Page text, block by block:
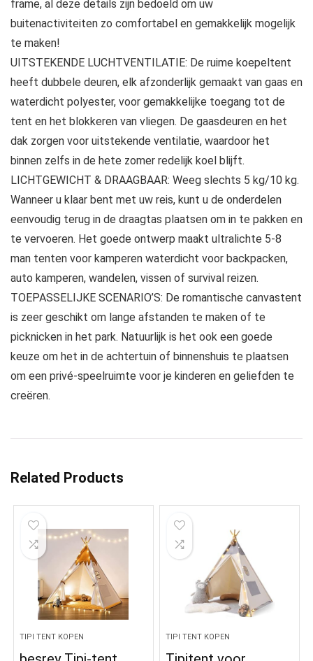
frame, al deze details zijn bedoeld om uw
buitenactiviteiten zo comfortabel en gemakkelijk mogelijk
te maken!
UITSTEKENDE LUCHTVENTILATIE: De ruime koepeltent
heeft dubbele deuren, elk afzonderlijk gemaakt van gaas en
waterdicht polyester, voor gemakkelijke toegang tot de
tent en het blokkeren van vliegen. De gaasdeuren en het
dak zorgen voor uitstekende ventilatie, waardoor het
binnen zelfs in de hete zomer redelijk koel blijft.
LICHTGEWICHT & DRAAGBAAR: Weeg slechts 5 kg/10 kg.
Wanneer u klaar bent met uw reis, kunt u de onderdelen
eenvoudig terug in de draagtas plaatsen om in te pakken en
te vervoeren. Het goede ontwerp maakt ultralichte 5-8
man tenten voor kamperen waterdicht voor backpacken,
auto kamperen, wandelen, vissen of survival reizen.
TOEPASSELIJKE SCENARIO’S: De romantische canvastent
is zeer geschikt om lange afstanden te maken of te
picknicken in het park. Natuurlijk is het ook een goede
keuze om het in de achtertuin of binnenshuis te plaatsen
om een ​​privé-speelruimte voor je kinderen en geliefden te
creëren.
Related Products
TIPI TENT KOPEN TIPI TENT KOPEN